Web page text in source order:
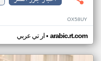
OX58UY
ار تي عربي• arabic.rt.com